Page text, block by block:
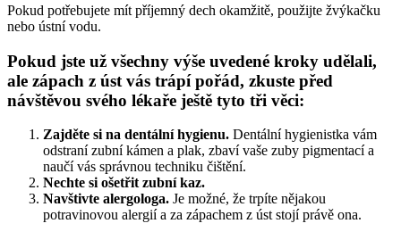
Pokud potřebujete mít příjemný dech okamžitě, použijte žvýkačku
nebo ústní vodu.
Pokud jste už všechny výše uvedené kroky udělali,
ale zápach z úst vás trápí pořád, zkuste před
návštěvou svého lékaře ještě tyto tři věci:
Zajděte si na dentální hygienu. Dentální hygienistka vám
odstraní zubní kámen a plak, zbaví vaše zuby pigmentací a
naučí vás správnou techniku čištění.
Nechte si ošetřit zubní kaz.
Navštivte alergologa. Je možné, že trpíte nějakou
potravinovou alergií a za zápachem z úst stojí právě ona.